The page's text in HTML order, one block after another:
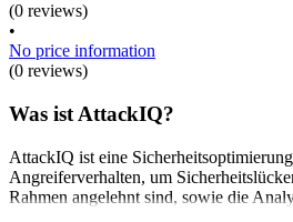
(0 reviews)
•
No price information
(0 reviews)
Was ist AttackIQ?
AttackIQ ist eine
Angreiferverhalten, um
Rahmen angelehnt sind, sowie die